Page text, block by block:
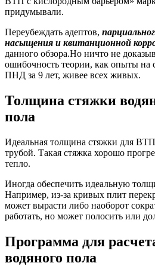
придумывали.
Переубеждать адептов,
насыщения и квитанционной
данного обзора.Но ничто не
ошибочность теории, как опыты
ПНД за 9 лет, живее всех живых.
Толщина стяжки
пола
Идеальная толщина стяжки для
трубой. Такая стяжка хорошо
тепло.
Иногда обеспечить идеальную
Например, из-за кривых плит
может вырасти либо наоборот
работать, но может полосить или
Программа для
водяного пола